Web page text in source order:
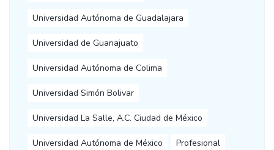
Universidad Autónoma de Guadalajara
Universidad de Guanajuato
Universidad Autónoma de Colima
Universidad Simón Bolivar
Universidad La Salle, A.C. Ciudad de México
Universidad Autónoma de México Profesional